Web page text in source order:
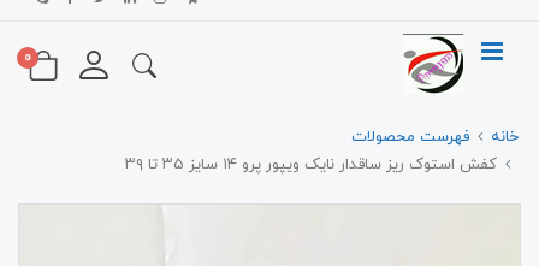
0
خانه
فهرست محصولات
کفش استوک ریز ساقدار نایک ویپور پرو ۱۴ سایز ۳۵ تا ۳۹